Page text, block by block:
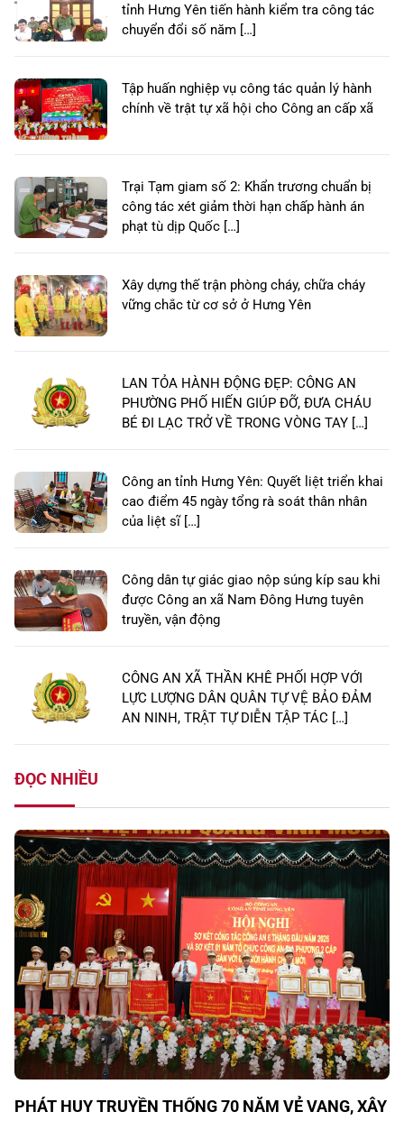
tỉnh Hưng Yên tiến hành kiểm tra công tác
chuyển đổi số năm […]
Tập huấn nghiệp vụ công tác quản lý hành
chính về trật tự xã hội cho Công an cấp xã
Trại Tạm giam số 2: Khẩn trương chuẩn bị
công tác xét giảm thời hạn chấp hành án
phạt tù dịp Quốc […]
Xây dựng thế trận phòng cháy, chữa cháy
vững chắc từ cơ sở ở Hưng Yên
LAN TỎA HÀNH ĐỘNG ĐẸP: CÔNG AN
PHƯỜNG PHỐ HIẾN GIÚP ĐỠ, ĐƯA CHÁU
BÉ ĐI LẠC TRỞ VỀ TRONG VÒNG TAY […]
Công an tỉnh Hưng Yên: Quyết liệt triển khai
cao điểm 45 ngày tổng rà soát thân nhân
của liệt sĩ […]
Công dân tự giác giao nộp súng kíp sau khi
được Công an xã Nam Đông Hưng tuyên
truyền, vận động
CÔNG AN XÃ THẦN KHÊ PHỐI HỢP VỚI
LỰC LƯỢNG DÂN QUÂN TỰ VỆ BẢO ĐẢM
AN NINH, TRẬT TỰ DIỄN TẬP TÁC […]
ĐỌC NHIỀU
PHÁT HUY TRUYỀN THỐNG 70 NĂM VẺ VANG, XÂY